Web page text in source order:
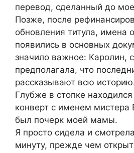
перевод, сделанный до
Позже, после
обновления титула, имена
появились в основных
значило важное: Каролин,
предполагала, что
рассказывают всю
Глубже в стопке
конверт с именем мистера
был почерк моей мамы.
Я просто сидела и
минуту, прежде чем